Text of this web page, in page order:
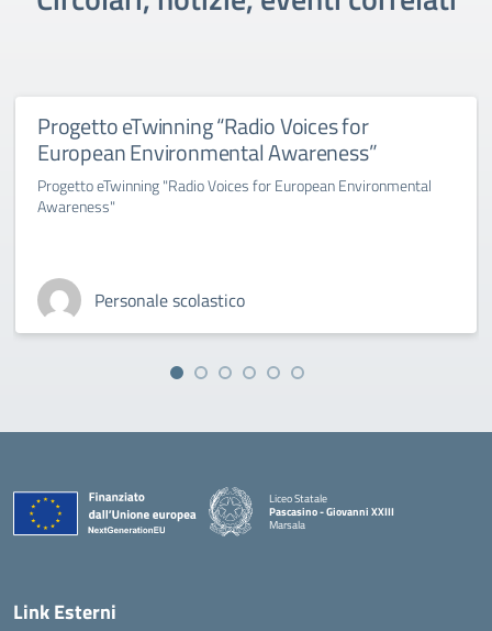
Progetto eTwinning “Radio Voices for
European Environmental Awareness”
Progetto eTwinning "Radio Voices for European Environmental
Awareness"
Personale scolastico
Liceo Statale
Pascasino - Giovanni XXIII
Marsala
Link Esterni